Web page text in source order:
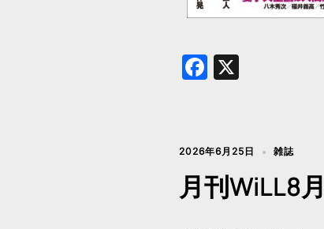
Facebook
2026年6月25日 雑誌
月刊WiLL8